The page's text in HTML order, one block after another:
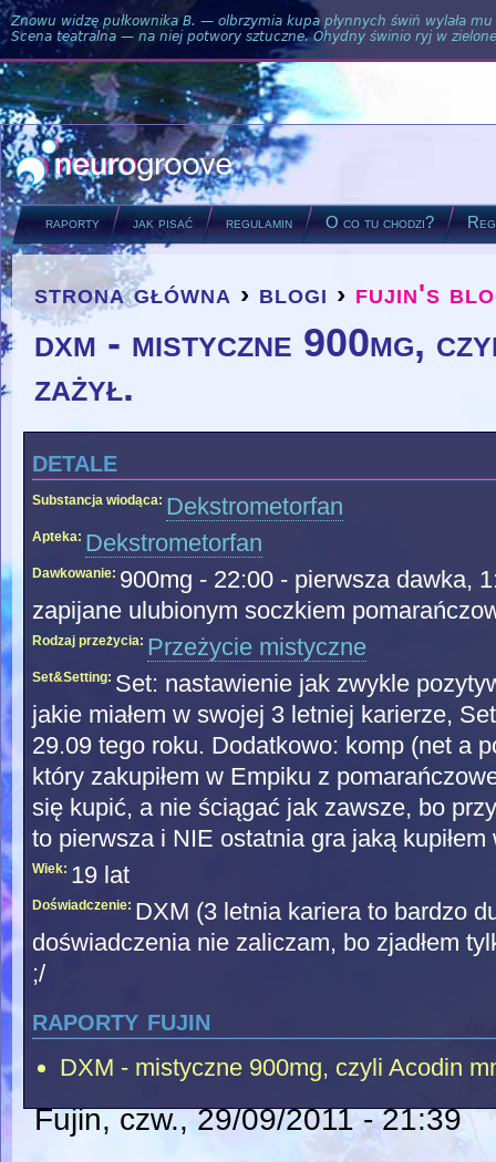
Znowu widzę pułkownika B. — olbrzymia kupa płynnych świń wylała
Scena teatralna — na niej potwory sztuczne. Ohydny świnio ryj w
raporty jak pisać regulamin O co tu chodzi?
you are here
strona główna › blogi › fujin's
dxm - mistyczne 900mg,
zażył.
detale
Substancja wiodąca: Dekstrometorfan
Apteka: Dekstrometorfan
Dawkowanie: 900mg - 22:00 - pierwsza dawka,
zapijane ulubionym soczkiem
Rodzaj przeżycia: Przeżycie mistyczne
Set&Setting: Set: nastawienie jak zwykle
jakie miałem w swojej 3 letniej karierze,
29.09 tego roku. Dodatkowo: komp (net a
który zakupiłem w Empiku z
się kupić, a nie ściągać jak zawsze, bo
to pierwsza i NIE ostatnia gra jaką
Wiek: 19 lat
Doświadczenie: DXM (3 letnia kariera to bardzo
doświadczenia nie zaliczam, bo zjadłem
;/
raporty fujin
DXM - mistyczne 900mg, czyli Acodin
Fujin, czw., 29/09/2011 - 21:39